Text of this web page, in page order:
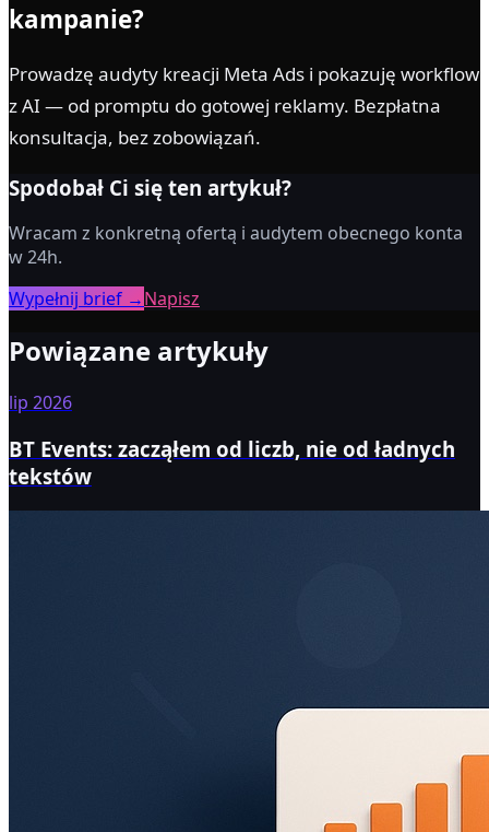
kampanie?
Prowadzę audyty kreacji Meta Ads i pokazuję workflow
z AI — od promptu do gotowej reklamy. Bezpłatna
konsultacja, bez zobowiązań.
Spodobał Ci się ten artykuł?
Wracam z konkretną ofertą i audytem obecnego konta
w 24h.
Wypełnij brief →Napisz
Powiązane artykuły
lip 2026
BT Events: zacząłem od liczb, nie od ładnych
tekstów